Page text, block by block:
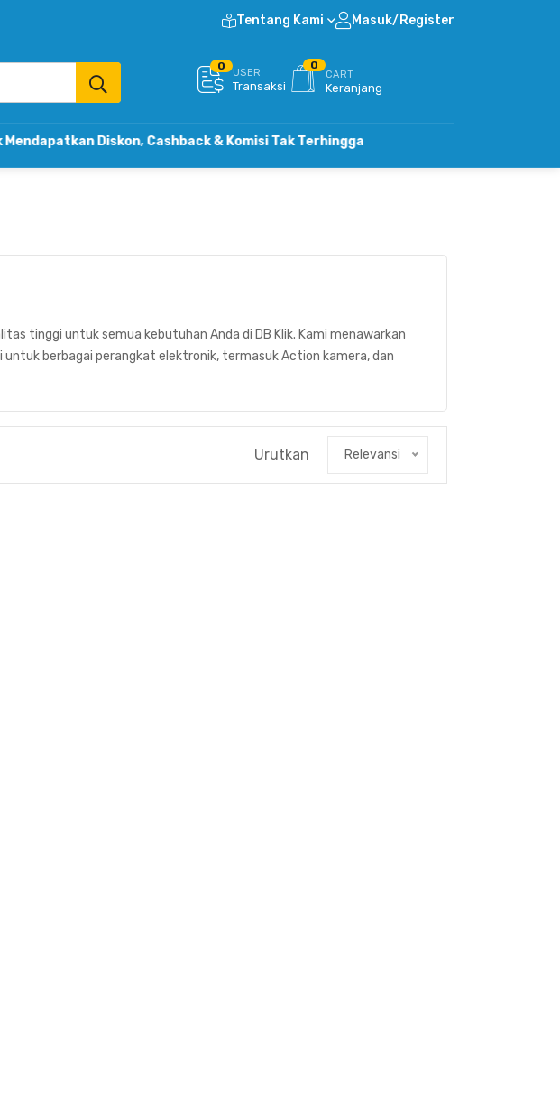
Tentang Kami Masuk/Register
0
USER
Transaksi
0
CART
Keranjang
Diskon, Cashback & Komisi Tak Terhingga
tinggi untuk semua kebutuhan Anda di DB Klik. Kami menawarkan
untuk berbagai perangkat elektronik, termasuk Action kamera, dan
Urutkan Relevansi